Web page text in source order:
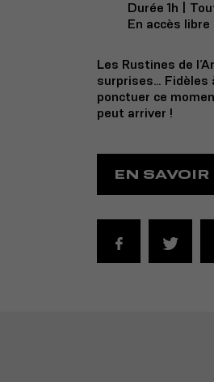
Durée 1h |
En accès
Les Rustines de
surprises… Fidèles
ponctuer ce
peut arriver !
EN SAVOIR